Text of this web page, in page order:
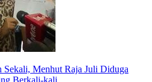
Sekali, Menhut Raja Juli Diduga